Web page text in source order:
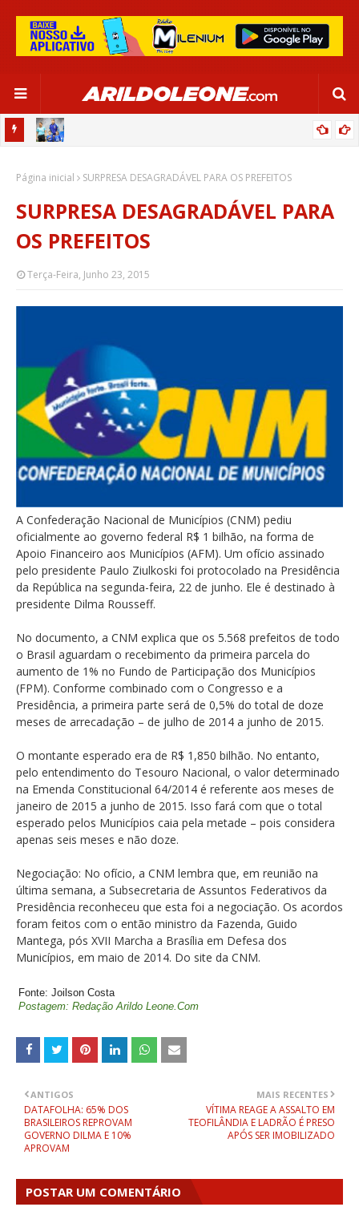
SALVADOR
Página inicial SURPRESA DESAGRADÁVEL PARA OS PREFEITOS
SURPRESA DESAGRADÁVEL PARA
OS PREFEITOS
Terça-Feira, Junho 23, 2015
A Confederação Nacional de Municípios (CNM) pediu
oficialmente ao governo federal R$ 1 bilhão, na forma de
Apoio Financeiro aos Municípios (AFM). Um ofício assinado
pelo presidente Paulo Ziulkoski foi protocolado na Presidência
da República na segunda-feira, 22 de junho. Ele é destinado à
presidente Dilma Rousseff.
No documento, a CNM explica que os 5.568 prefeitos de todo
o Brasil aguardam o recebimento da primeira parcela do
aumento de 1% no Fundo de Participação dos Municípios
(FPM). Conforme combinado com o Congresso e a
Presidência, a primeira parte será de 0,5% do total de doze
meses de arrecadação – de julho de 2014 a junho de 2015.
O montante esperado era de R$ 1,850 bilhão. No entanto,
pelo entendimento do Tesouro Nacional, o valor determinado
na Emenda Constitucional 64/2014 é referente aos meses de
janeiro de 2015 a junho de 2015. Isso fará com que o total
esperado pelos Municípios caia pela metade – pois considera
apenas seis meses e não doze.
Negociação: No ofício, a CNM lembra que, em reunião na
última semana, a Subsecretaria de Assuntos Federativos da
Presidência reconheceu que esta foi a negociação. Os acordos
foram feitos com o então ministro da Fazenda, Guido
Mantega, pós XVII Marcha a Brasília em Defesa dos
Municípios, em maio de 2014. Do site da CNM.
Fonte: Joilson Costa
Postagem: Redação Arildo Leone.Com
MAIS RECENTES
VÍTIMA REAGE A ASSALTO EM
TEOFILÂNDIA E LADRÃO É PRESO
APÓS SER IMOBILIZADO
ANTIGOS
DATAFOLHA: 65% DOS
BRASILEIROS REPROVAM
GOVERNO DILMA E 10%
APROVAM
POSTAR UM COMENTÁRIO